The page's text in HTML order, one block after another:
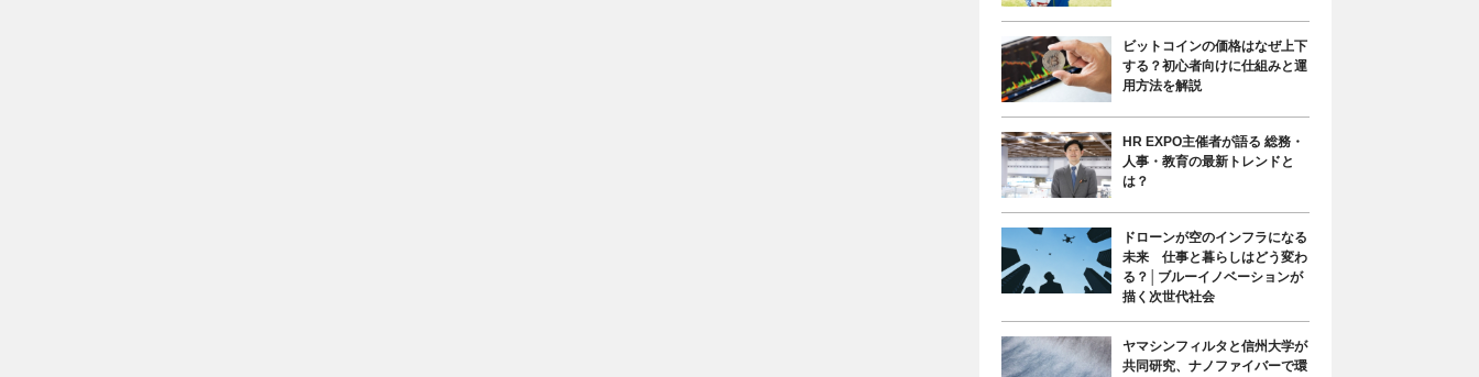
ビットコインの価格はなぜ上下
する？初心者向けに仕組みと運
用方法を解説
HR EXPO主催者が語る 総務・
人事・教育の最新トレンドと
は？
ドローンが空のインフラになる
未来 仕事と暮らしはどう変わ
る？│ブルーイノベーションが
描く次世代社会
ヤマシンフィルタと信州大学が
共同研究、ナノファイバーで環